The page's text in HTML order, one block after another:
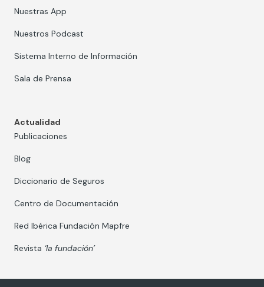
Nuestras App
Nuestros Podcast
Sistema Interno de Información
Sala de Prensa
Actualidad
Publicaciones
Blog
Diccionario de Seguros
Centro de Documentación
Red Ibérica Fundación Mapfre
Revista ‘la fundación’